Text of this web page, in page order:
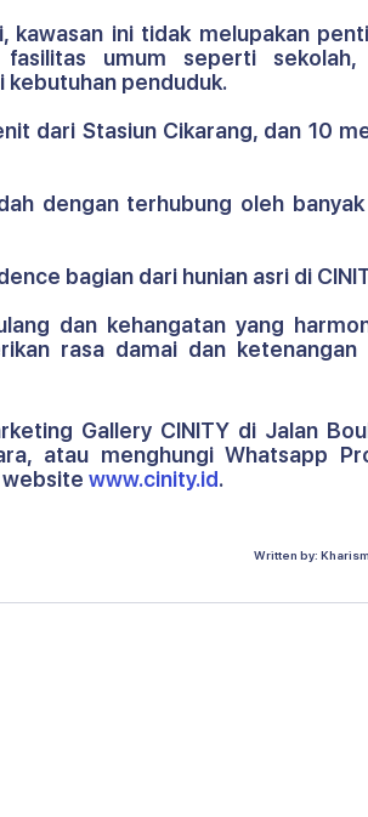
kawasan ini tidak melupakan
umum seperti sekolah,
kebutuhan penduduk.
dari Stasiun Cikarang, dan 10
dengan terhubung oleh banyak
bagian dari hunian asri di
dan kehangatan yang
rasa damai dan ketenangan
Gallery CINITY di Jalan
atau menghungi Whatsapp
website www.cinity.id.
Written by: